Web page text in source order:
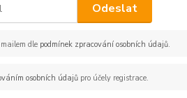
Odeslat
dle podmínek zpracování osobních údajů.
osobních údajůpro účely registrace.